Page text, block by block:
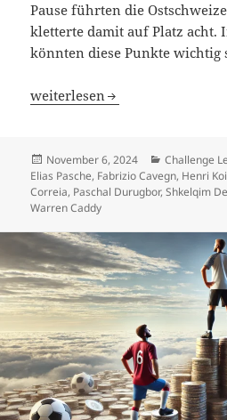
Pause führten die
kletterte damit auf Platz acht.
könnten diese Punkte wichtig
FC Schaffhausen und Etolie
weiterlesen
Veröffentlicht
am
November 6, 2024 Kategorien
Challenge
Elias Pasche, Fabrizio Cavegn, Henri
Correia, Paschal Durugbor,Shkelqim
Warren Caddy